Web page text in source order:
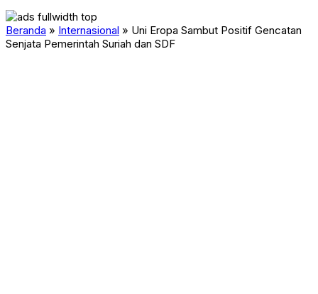
Beranda » Internasional » Uni Eropa Sambut Positif Gencatan
Senjata Pemerintah Suriah dan SDF